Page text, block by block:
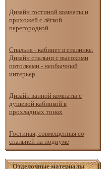
Дизайн гостиной комнаты и
прихожей с лёгкой
перегородкой
Спальня - кабинет в сталинке.
Дизайн спальни с высокими
потолками - необычный
интерьер
Дизайн ванной комнаты с
душевой кабинкой в
прохладных тонах
Гостиная, совмещенная со
спальней на подиуме
Отделочные материалы